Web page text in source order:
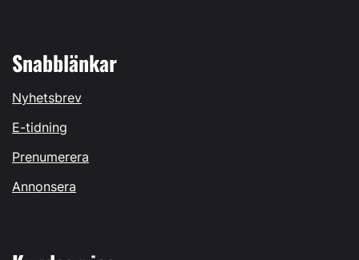
Snabblänkar
Nyhetsbrev
E-tidning
Prenumerera
Annonsera